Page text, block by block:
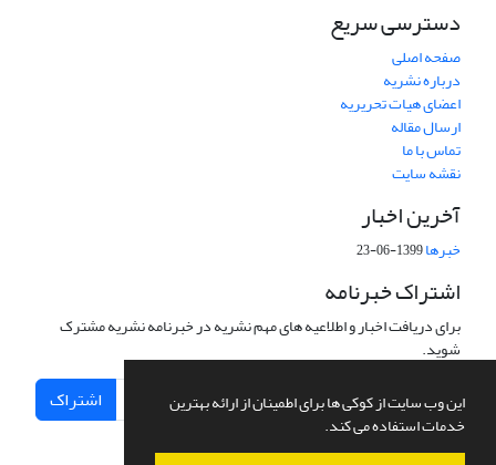
این وب سایت از کوکی ها برای اطمینان از ارائه بهترین
خدمات استفاده می کند.
دسترسی سریع
صفحه اصلی
درباره نشریه
اعضای هیات تحریریه
ارسال مقاله
تماس با ما
نقشه سایت
آخرین اخبار
خبرها1399-06-23
اشتراک خبرنامه
برای دریافت اخبار و اطلاعیه های مهم نشریه در خبرنامه نشریه مشترک
شوید.
اشتراک